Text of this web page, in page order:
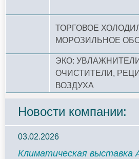
ТОРГОВОЕ
МОРОЗИЛЬНОЕ
ЭКО:
ОЧИСТИТЕЛИ,
ВОЗДУХА
Новости компании:
03.02.2026
Климатическая выставка